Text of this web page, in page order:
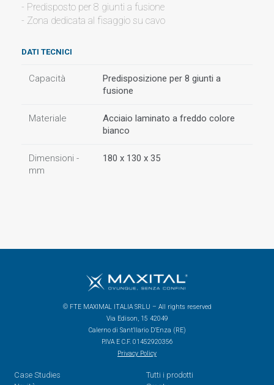
- Predisposto per 8 giunti a fusione
- Zona dedicata al fisaggio su cavo
DATI TECNICI
Capacità
Predisposizione per 8 giunti a
fusione
Materiale
Acciaio laminato a freddo colore
bianco
Dimensioni -
mm
180 x 130 x 35
© FTE MAXIMAL ITALIA SRLU – All rights reserved
Via Edison, 15 42049
Calerno di Sant’Ilario D’Enza (RE)
P.IVA E C.F. 01452920356
Privacy Policy
Case Studies
Tutti i prodotti